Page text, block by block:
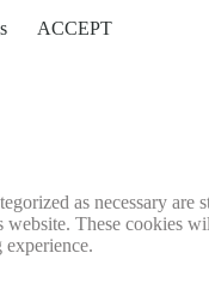
ACCEPT
as necessary are
These cookies